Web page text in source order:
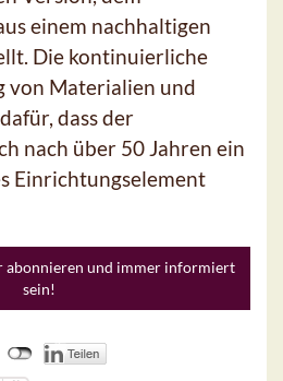
einem nachhaltigen
Die kontinuierliche
Materialien und
dass der
nach über 50 Jahren ein
Einrichtungselement
und immer informiert
sein!